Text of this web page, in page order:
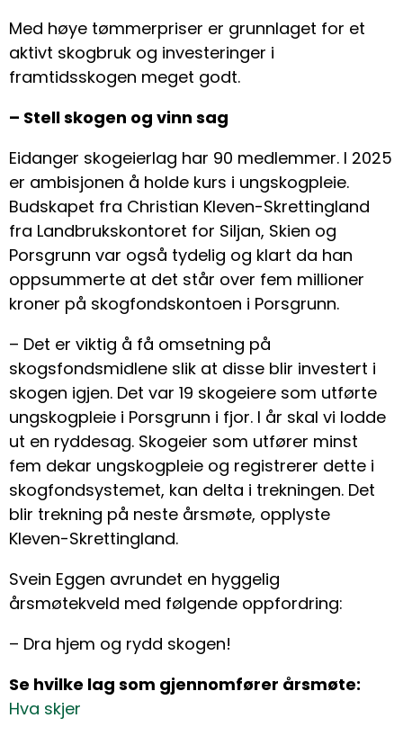
Med høye tømmerpriser er grunnlaget for et
aktivt skogbruk og investeringer i
framtidsskogen meget godt.
– Stell skogen og vinn sag
Eidanger skogeierlag har 90 medlemmer. I 2025
er ambisjonen å holde kurs i ungskogpleie.
Budskapet fra Christian Kleven-Skrettingland
fra Landbrukskontoret for Siljan, Skien og
Porsgrunn var også tydelig og klart da han
oppsummerte at det står over fem millioner
kroner på skogfondskontoen i Porsgrunn.
– Det er viktig å få omsetning på
skogsfondsmidlene slik at disse blir investert i
skogen igjen. Det var 19 skogeiere som utførte
ungskogpleie i Porsgrunn i fjor. I år skal vi lodde
ut en ryddesag. Skogeier som utfører minst
fem dekar ungskogpleie og registrerer dette i
skogfondsystemet, kan delta i trekningen. Det
blir trekning på neste årsmøte, opplyste
Kleven-Skrettingland.
Svein Eggen avrundet en hyggelig
årsmøtekveld med følgende oppfordring:
– Dra hjem og rydd skogen!
Se hvilke lag som gjennomfører årsmøte:
Hva skjer